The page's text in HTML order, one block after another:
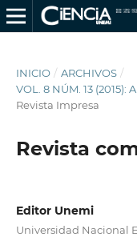
INICIO / ARCHIVOS /
VOL. 8 NÚM. 13 (2015):
Revista Impresa
Revista
Editor Unemi
Universidad Nacional